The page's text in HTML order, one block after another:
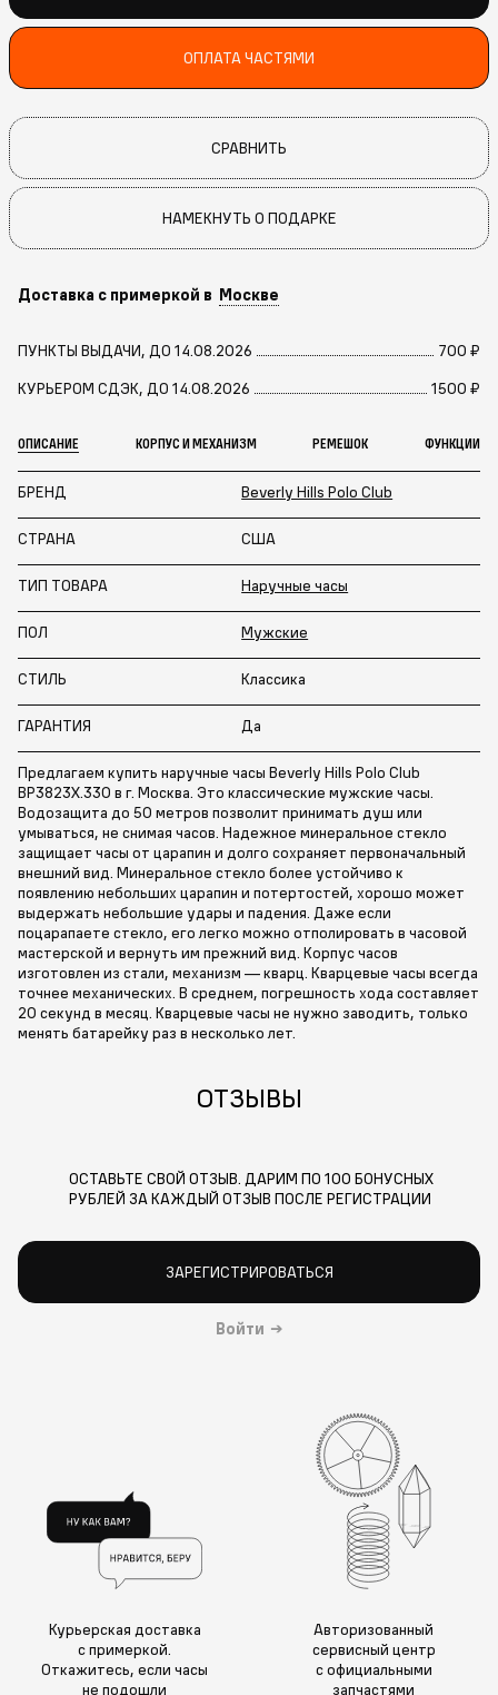
ОПЛАТА ЧАСТЯМИ
СРАВНИТЬ
НАМЕКНУТЬ О ПОДАРКЕ
Доставка с примеркой в Москве
ПУНКТЫ ВЫДАЧИ, ДО 14.08.2026
700 ₽
КУРЬЕРОМ СДЭК, ДО 14.08.2026
1500 ₽
ОПИСАНИЕ КОРПУС И МЕХАНИЗМ РЕМЕШОК ФУНКЦИИ
БРЕНД Beverly Hills Polo Club
СТРАНА США
ТИП ТОВАРА Наручные часы
ПОЛ Мужские
СТИЛЬ Классика
ГАРАНТИЯ Да
Предлагаем купить наручные часы Beverly Hills Polo Club
BP3823X.330 в г. Москва. Это классические мужские часы.
Водозащита до 50 метров позволит принимать душ или
умываться, не снимая часов. Надежное минеральное стекло
защищает часы от царапин и долго сохраняет первоначальный
внешний вид. Минеральное стекло более устойчиво к
появлению небольших царапин и потертостей, хорошо может
выдержать небольшие удары и падения. Даже если
поцарапаете стекло, его легко можно отполировать в часовой
мастерской и вернуть им прежний вид. Корпус часов
изготовлен из стали, механизм — кварц. Кварцевые часы всегда
точнее механических. В среднем, погрешность хода составляет
20 секунд в месяц. Кварцевые часы не нужно заводить, только
менять батарейку раз в несколько лет.
ОТЗЫВЫ
ОСТАВЬТЕ СВОЙ ОТЗЫВ. ДАРИМ ПО 100 БОНУСНЫХ
РУБЛЕЙ ЗА КАЖДЫЙ ОТЗЫВ ПОСЛЕ РЕГИСТРАЦИИ
ЗАРЕГИСТРИРОВАТЬСЯ
Войти →
Курьерская доставка
с примеркой.
Откажитесь, если часы
не подошли
Авторизованный
сервисный центр
с официальными
запчастями